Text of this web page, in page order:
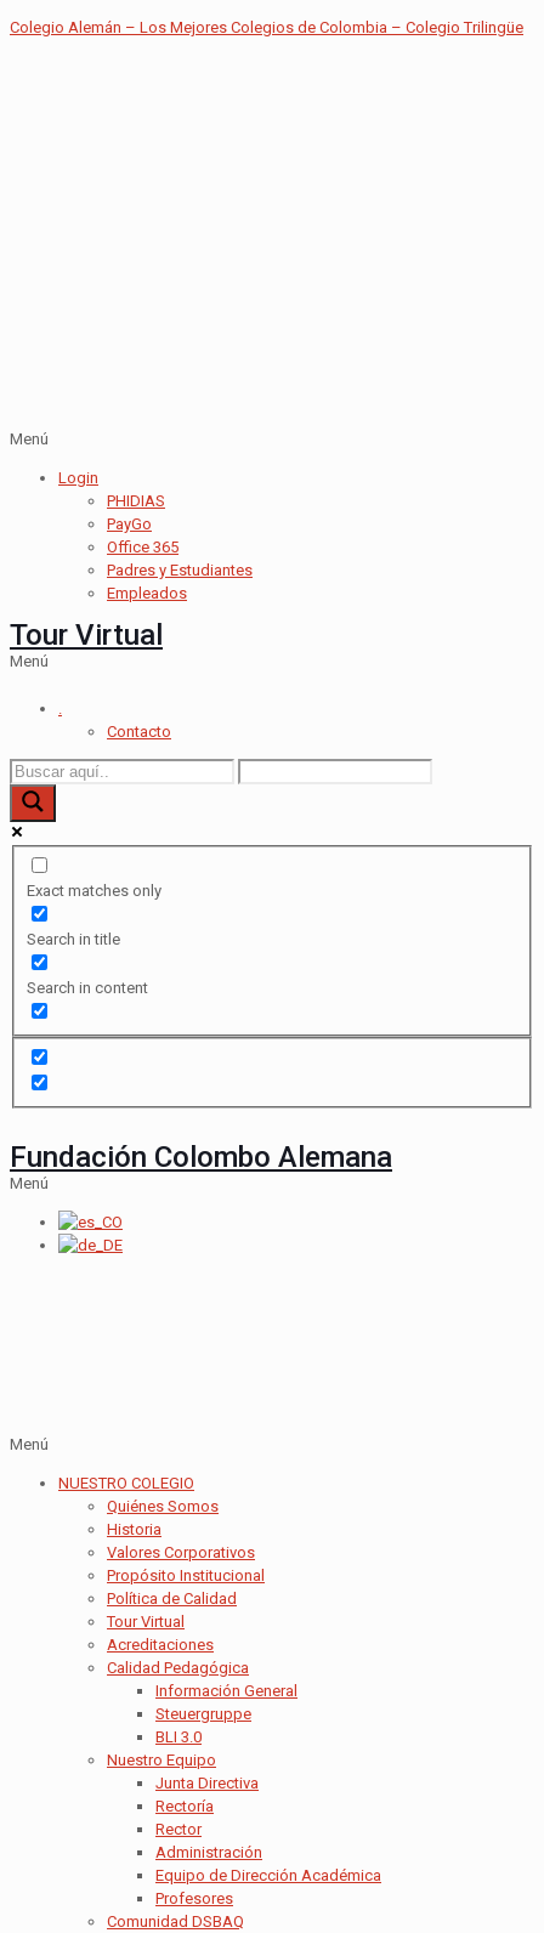
Colegio Alemán – Los Mejores Colegios de Colombia – Colegio Trilingüe
Menú
Login
PHIDIAS
PayGo
Office 365
Padres y Estudiantes
Empleados
Tour Virtual
Menú
.
Contacto
Exact matches only
Search in title
Search in content
Fundación Colombo Alemana
Menú
Menú
NUESTRO COLEGIO
Quiénes Somos
Historia
Valores Corporativos
Propósito Institucional
Política de Calidad
Tour Virtual
Acreditaciones
Calidad Pedagógica
Información General
Steuergruppe
BLI 3.0
Nuestro Equipo
Junta Directiva
Rectoría
Rector
Administración
Equipo de Dirección Académica
Profesores
Comunidad DSBAQ